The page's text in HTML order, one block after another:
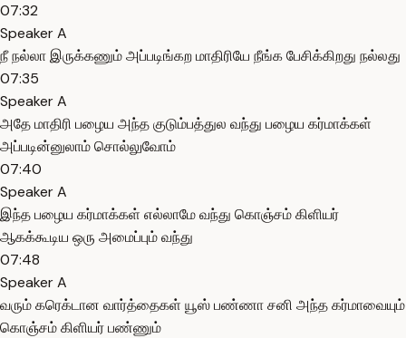
07:32
Speaker A
நீ நல்லா இருக்கணும் அப்படிங்கற மாதிரியே நீங்க பேசிக்கிறது நல்லது
07:35
Speaker A
அதே மாதிரி பழைய அந்த குடும்பத்துல வந்து பழைய கர்மாக்கள்
அப்படின்னுலாம் சொல்லுவோம்
07:40
Speaker A
இந்த பழைய கர்மாக்கள் எல்லாமே வந்து கொஞ்சம் கிளியர்
ஆகக்கூடிய ஒரு அமைப்பும் வந்து
07:48
Speaker A
வரும் கரெக்டான வார்த்தைகள் யூஸ் பண்ணா சனி அந்த கர்மாவையும்
கொஞ்சம் கிளியர் பண்ணும்